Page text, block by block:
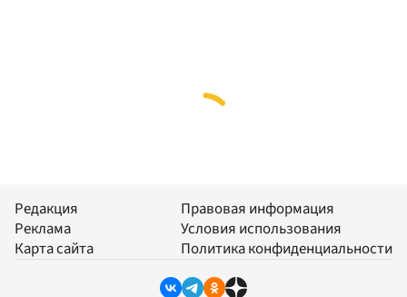
Редакция
Реклама
Карта сайта
Правовая информация
Условия использования
Политика конфиденциальности